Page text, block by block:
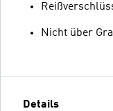
Nicht über
Details